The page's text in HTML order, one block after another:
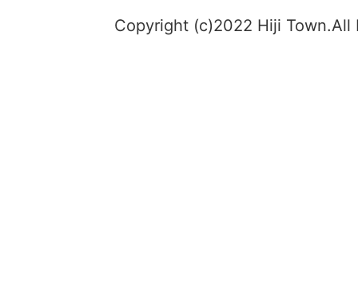
Copyright (c)2022 Hiji Town.All